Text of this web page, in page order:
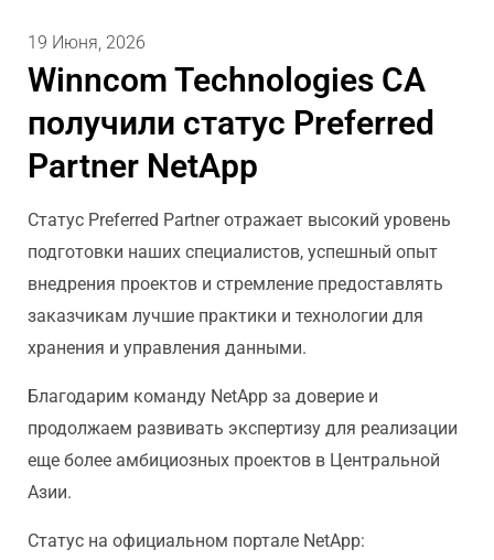
19 Июня, 2026
Winncom Technologies CA
получили статус Preferred
Partner NetApp
Статус Preferred Partner отражает высокий уровень
подготовки наших специалистов, успешный опыт
внедрения проектов и стремление предоставлять
заказчикам лучшие практики и технологии для
хранения и управления данными.
Благодарим команду NetApp за доверие и
продолжаем развивать экспертизу для реализации
еще более амбициозных проектов в Центральной
Азии.
Статус на официальном портале NetApp: